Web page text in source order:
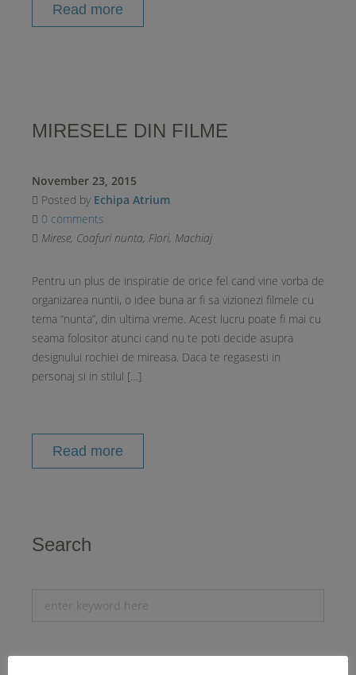
Read more
MIRESELE DIN FILME
November 23, 2015
Posted by Echipa Atrium
0 comments
Mirese, Coafuri nunta, Flori, Machiaj
Pentru un plus de inspiratie de orice fel cand vine vorba de
organizarea nuntii, o idee buna ar fi sa vizionezi filmele cu
tema “nunta”, din ultima vreme. Acest lucru poate fi mai cu
seama folositor atunci cand nu te poti decide asupra
designului rochiei de mireasa. Daca te regasesti in
personaj si in stilul […]
Read more
Search